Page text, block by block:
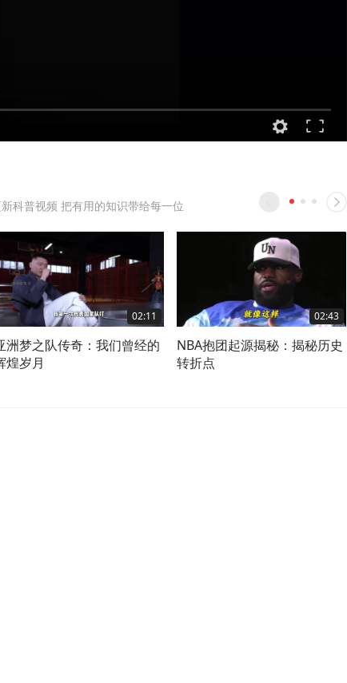
科普视频 把有用的知识带给每一位
02:11
洲梦之队传奇：我们曾经的
煌岁月
02:43
NBA抱团起源揭秘：揭秘历史
转折点